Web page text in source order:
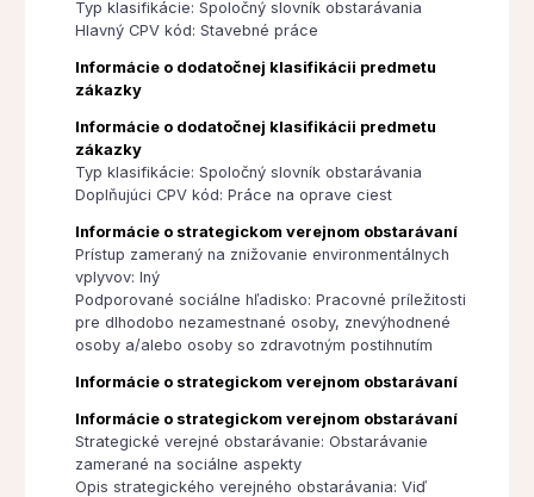
Typ klasifikácie: Spoločný slovník obstarávania
Hlavný CPV kód: Stavebné práce
Informácie o dodatočnej klasifikácii predmetu
zákazky
Informácie o dodatočnej klasifikácii predmetu
zákazky
Typ klasifikácie: Spoločný slovník obstarávania
Doplňujúci CPV kód: Práce na oprave ciest
Informácie o strategickom verejnom obstarávaní
Prístup zameraný na znižovanie environmentálnych
vplyvov: Iný
Podporované sociálne hľadisko: Pracovné príležitosti
pre dlhodobo nezamestnané osoby, znevýhodnené
osoby a/alebo osoby so zdravotným postihnutím
Informácie o strategickom verejnom obstarávaní
Informácie o strategickom verejnom obstarávaní
Strategické verejné obstarávanie: Obstarávanie
zamerané na sociálne aspekty
Opis strategického verejného obstarávania: Viď